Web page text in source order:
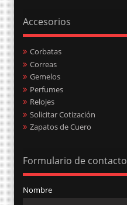
Accesorios
Corbatas
Correas
Gemelos
Perfumes
Relojes
Solicitar Cotización
Zapatos de Cuero
Formulario de contacto
Nombre